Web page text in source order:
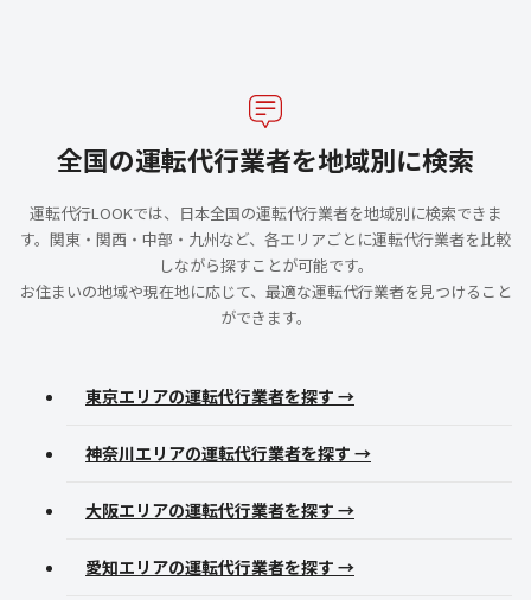
全国の運転代行業者を地域別に検索
運転代行LOOKでは、日本全国の運転代行業者を地域別に検索できま
す。関東・関西・中部・九州など、各エリアごとに運転代行業者を比較
しながら探すことが可能です。
お住まいの地域や現在地に応じて、最適な運転代行業者を見つけること
ができます。
東京エリアの運転代行業者を探す →
神奈川エリアの運転代行業者を探す →
大阪エリアの運転代行業者を探す →
愛知エリアの運転代行業者を探す →